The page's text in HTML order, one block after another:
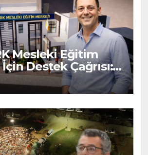
Mesleki Eğitim
Destek Çağrısı:
Açılan Kapıyı